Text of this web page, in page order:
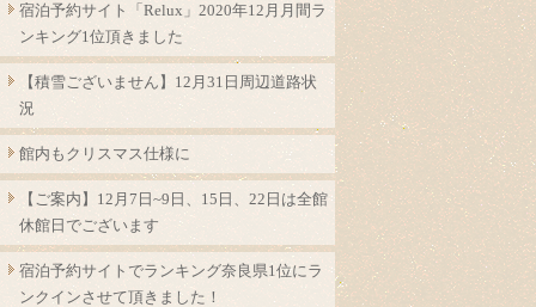
宿泊予約サイト「Relux」2020年12月月間ラ
ンキング1位頂きました
【積雪ございません】12月31日周辺道路状
況
館内もクリスマス仕様に
【ご案内】12月7日~9日、15日、22日は全館
休館日でございます
宿泊予約サイトでランキング奈良県1位にラ
ンクインさせて頂きました！